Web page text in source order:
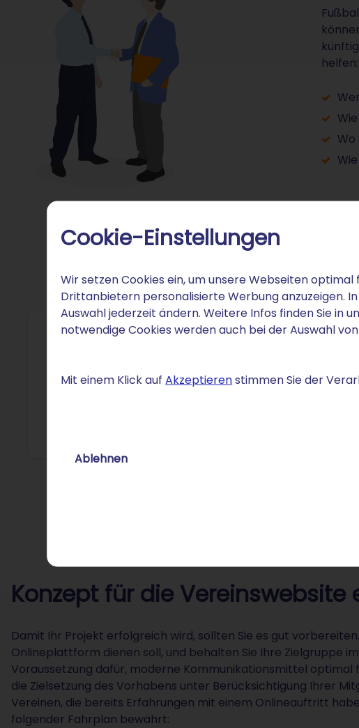
Cookie-Einstellungen
Wir setzen Cookies ein, um unsere Webseiten
Drittanbietern personalisierte Werbung anzuzeigen.
Auswahl jederzeit ändern. Weitere Infos finden Sie in
notwendige Cookies werden auch bei der Auswahl
Mit einem Klick aufAkzeptierenstimmen Sie der
Ablehnen
helfen:
Wie machen es
Konzept für die Vereinswebsite
Damit Ihr Projekt erfolgreich wird, sollten Sie es gut
Onlineplattform dienen soll, und behalten Sie Ihre Zielgruppe
Voraussetzung dafür, moderne Kommunikationsmittel optimal
die Zielsetzung des Vorhabens unter Berücksichtigung Ihrer
Vereinen, die bereits Erfahrungen mit einem Onlineauftritt
folgender Fahrplan bewährt: